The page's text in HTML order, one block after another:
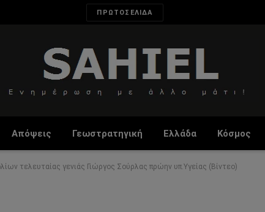
ΠΡΩΤΟΣΕΛΙΔΑ
Απόψεις Γεωστρατηγική Ελλάδα Κόσμος
τελευταίας γενιάς Γιώργος Σούρλας πρώην υπ.Υγείας (Βίντεο)